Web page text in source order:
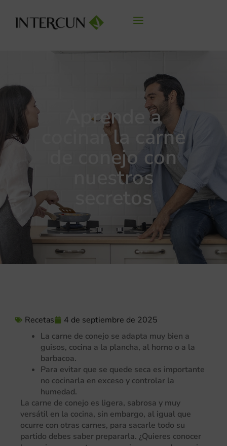
Aprende a
cocinar la carne
de conejo con
nuestros
secretos
Recetas
4 de septiembre de 2025
La carne de conejo se adapta muy bien a
guisos, cocina a la plancha, al horno o a la
barbacoa.
Para evitar que se quede seca es importante
no cocinarla en exceso y controlar la
humedad.
La carne de conejo es ligera, sabrosa y muy
versátil en la cocina, sin embargo, al igual que
ocurre con otras carnes, para sacarle todo su
partido debes saber prepararla. ¿Quieres conocer